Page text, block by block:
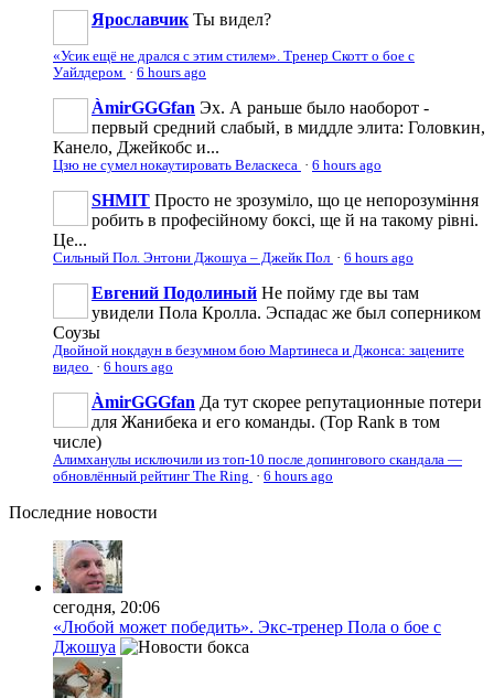
Ярославчик Ты видел?
«Усик ещё не дрался с этим стилем». Тренер Скотт о бое с
Уайлдером · 6 hours ago
ÀmirGGGfan Эх. А раньше было наоборот -
первый средний слабый, в миддле элита: Головкин,
Канело, Джейкобс и...
Цзю не сумел нокаутировать Веласкеса · 6 hours ago
SHMIT Просто не зрозуміло, що це непорозуміння
робить в професійному боксі, ще й на такому рівні.
Це...
Сильный Пол. Энтони Джошуа – Джейк Пол · 6 hours ago
Евгений Подолиный Не пойму где вы там
увидели Пола Кролла. Эспадас же был соперником
Соузы
Двойной нокдаун в безумном бою Мартинеса и Джонса: зацените
видео · 6 hours ago
ÀmirGGGfan Да тут скорее репутационные потери
для Жанибека и его команды. (Top Rank в том
числе)
Алимханулы исключили из топ-10 после допингового скандала —
обновлённый рейтинг The Ring · 6 hours ago
Последние новости
сегодня, 20:06
«Любой может победить». Экс-тренер Пола о бое с
Джошуа